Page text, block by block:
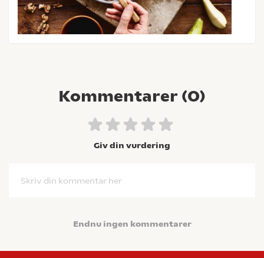
Kommentarer (0)
Giv din vurdering
Skriv din kommentar her
Endnu ingen kommentarer